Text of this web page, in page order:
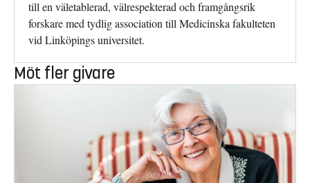
till en väletablerad, välrespekterad och framgångsrik
forskare med tydlig association till Medicinska fakulteten
vid Linköpings universitet.
Möt fler givare